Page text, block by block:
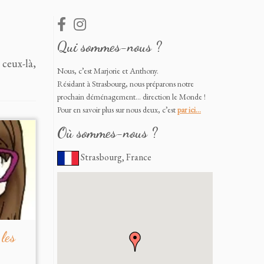
là,
Qui sommes-nous ?
Nous, c’est Marjorie et Anthony.
Résidant à Strasbourg, nous préparons notre
prochain déménagement… direction le Monde !
Pour en savoir plus sur nous deux, c’estpar ici…
Où sommes-nous ?
Strasbourg, France